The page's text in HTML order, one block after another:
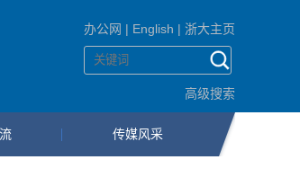
办公网 | English | 浙大主页
高级搜索
传媒风采